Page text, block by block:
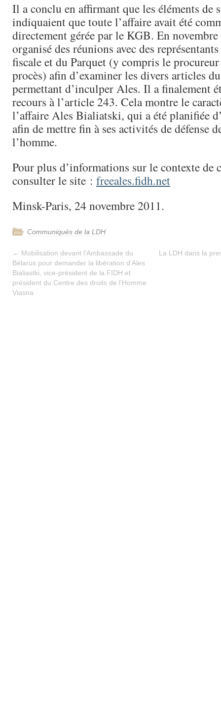
Il a conclu en affirmant que les éléments de
indiquaient que toute l’affaire avait été
directement gérée par le KGB. En
organisé des réunions avec des
fiscale et du Parquet (y compris le
procès) afin d’examiner les divers articles
permettant d’inculper Ales. Il a finalement
recours à l’article 243. Cela montre le
l’affaire Ales Bialiatski, qui a été planifiée
afin de mettre fin à ses activités de défense
l’homme.
Pour plus d’informations sur le contexte de
consulter le site : freeales.fidh.net
Minsk-Paris, 24 novembre 2011.
Communiqués de la LDH
← Mobilisation devant l’Ambassade du
Bélarus pour demander la libération d’Ales
Bialiastki, vice-président de la FIDH et
président du Centre des droits de l’Homme
Viasna
La LDH dans la